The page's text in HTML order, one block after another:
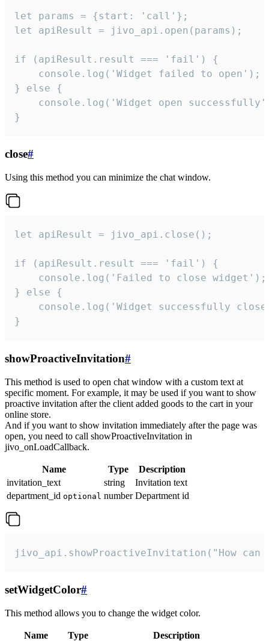
let params = {start: 'call'};
let apiResult = jivo_api.open(params);
if (apiResult.result === 'fail') {
    console.log('Widget failed to open');
} else {
console.log('Widget open
}
close#
Using this method you can minimize the chat window.
let apiResult = jivo_api.close();
if (apiResult.result === 'fail') {
    console.log('Failed to close widget');
} else {
console.log('Widget successfully
}
showProactiveInvitation#
This method is used to open chat window with a custom text at
specific moment. For example, it may be used if you want to show
proactive invitation after the client added goods to the cart in your
online store.
And if you want to show invitation immediately after the page was
open, you need to call showProactiveInvitation in
jivo_onLoadCallback.
Name Type
Description
invitation_text
string
Invitation text
department_id optional number Department id
jivo_api.showProactiveInvitation("How
setWidgetColor#
This method allows you to change the widget color.
Name Type
Description